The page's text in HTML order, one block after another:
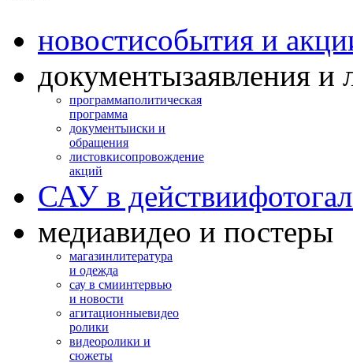
новостисобытия и
документызаявления и
программаполитическая
программа
документыиски и
обращения
листовкисопровождение
акций
САУ в действии
медиавидео и постеры
магазинлитература
и одежда
сау в смиинтервью
и новости
агитационныевидео
ролики
видеоролики и
сюжеты